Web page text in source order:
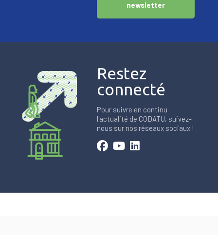
newsletter
Restez
connecté
Pour suivre en continu
l'actualité de CODATU, suivez-
nous sur nos réseaux sociaux !